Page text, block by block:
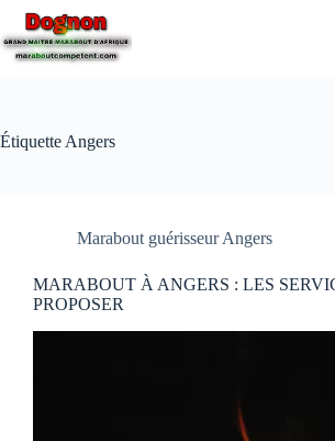
Étiquette Angers
Marabout guérisseur Angers
MARABOUT À ANGERS : LES
PROPOSER